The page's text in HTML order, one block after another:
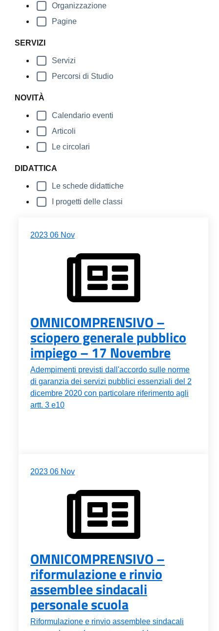
Organizzazione
Pagine
SERVIZI
Servizi
Percorsi di Studio
NOVITÀ
Calendario eventi
Articoli
Le circolari
DIDATTICA
Le schede didattiche
I progetti delle classi
2023 06 Nov
OMNICOMPRENSIVO –
sciopero generale pubblico
impiego – 17 Novembre
Adempimenti previsti dall'accordo sulle norme
di garanzia dei servizi pubblici essenziali del 2
dicembre 2020 con particolare riferimento agli
artt. 3 e10
2023 06 Nov
OMNICOMPRENSIVO –
riformulazione e rinvio
assemblee sindacali
personale scuola
Riformulazione e rinvio assemblee sindacali